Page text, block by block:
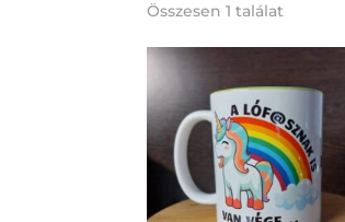
Összesen 1 találat